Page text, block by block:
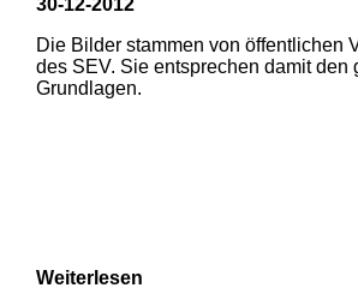
Die Bilder stammen von öffentlichen
des SEV. Sie entsprechen damit den
Grundlagen.
Weiterlesen